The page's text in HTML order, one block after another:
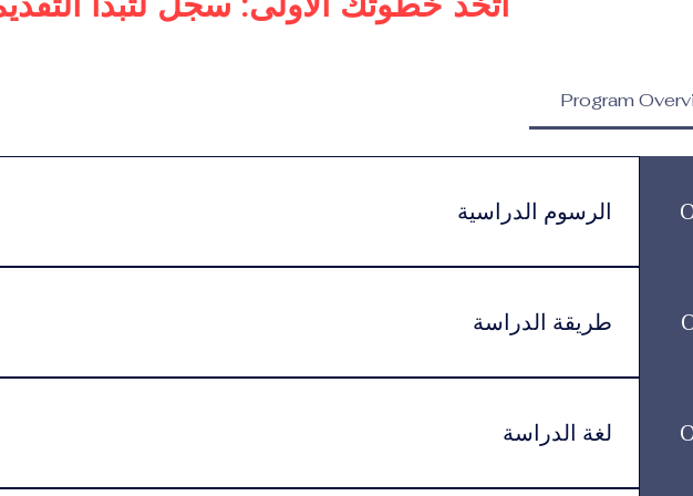
والاستراتيجيات الفاخرة العالمية
Program
الرسوم الدراسية
الرسوم الدراسية:اضغط هنا للاطلاع على خيارات الرسوم ونظام الاشتراك
طريقة الدراسة
يتم تقديم هذا البرنامج بنظام التعليم عبر الإنترنت
لموافقة التأشيرة وأنظمة السفر.لغة الدراسة